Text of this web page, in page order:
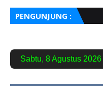
PENGUNJUNG :
Sabtu, 8 Agustus 2026